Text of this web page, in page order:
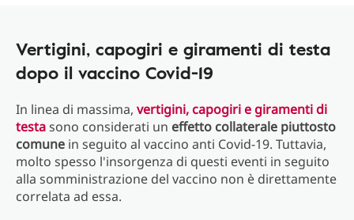
Vertigini, capogiri e giramenti di testa
dopo il vaccino Covid-19
In linea di massima, vertigini, capogiri e giramenti di
testasono considerati un effetto collaterale piuttosto
comune in seguito al vaccino anti Covid-19. Tuttavia,
molto spesso l'insorgenza di questi eventi in seguito
alla somministrazione del vaccino non è direttamente
correlata ad essa.